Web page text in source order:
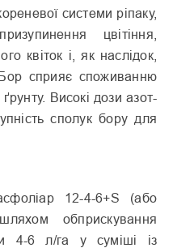
системи ріпаку,
цвітіння,
квіток і, як наслідок,
сприяє спо­живанню
Високі дози азот­
сполук бору для
12-4-6+S (або
обприскування
4-6 л/га у суміші із